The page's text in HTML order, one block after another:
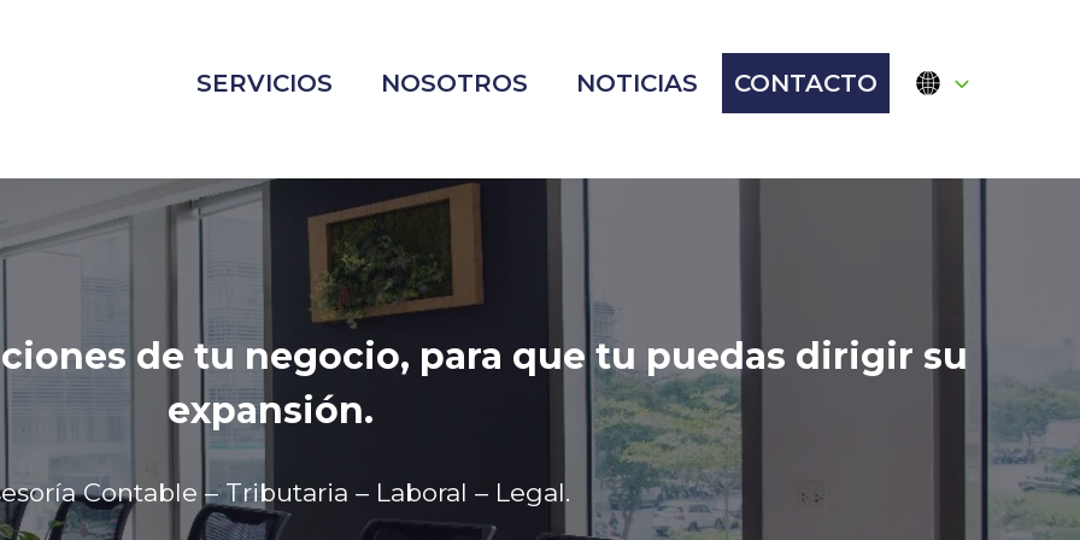
SERVICIOS NOSOTROS NOTICIAS CONTACTO
el crecimiento sostenible de nuestros
clientes.
y personalizadas, respaldadas por un equipo
y comprometido con su éxito.